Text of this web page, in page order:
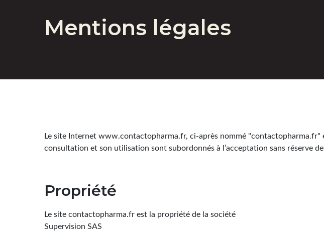
Mentions légales
Le site Internet www.contactopharma.fr, ci-après nommé "contactopharma.fr"
consultation et son utilisation sont subordonnés à l’acceptation sans réserve
Propriété
Le site contactopharma.fr est la propriété de la société
Supervision SAS